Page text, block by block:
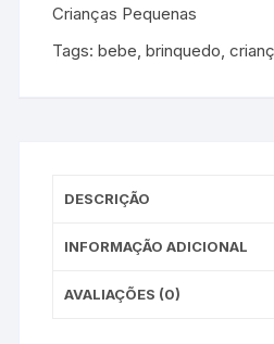
Crianças Pequenas
Tags:bebe,brinquedo,
DESCRIÇÃO
INFORMAÇÃO ADICIONAL
AVALIAÇÕES (0)